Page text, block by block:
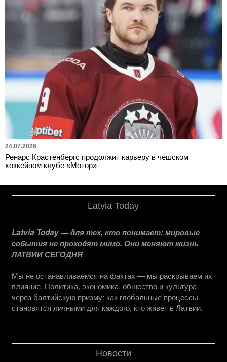
24.07.2026
Ренарс Крастенбергс продолжит карьеру в чешском
хоккейном клубе «Мотор»
Latvia Today
Latvia Today — для тех, кто понимает: мировые
события не проходят мимо. Они меняют жизнь
ЛАТВИИ СЕГОДНЯ
Мы не останавливаемся на фактах — мы раскрываем их
влияние. Политика, экономика, общество и культура
через балтийскую призму: как глобальные процессы
становятся личными для каждого, кто живёт в Латвии.
Новости